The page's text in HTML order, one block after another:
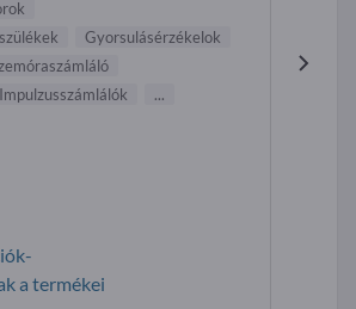
Gyorsulásérzékelok
Impulzusszámlálók ...
a termékei